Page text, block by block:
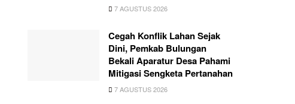
7 AGUSTUS 2026
Cegah Konflik Lahan Sejak
Dini, Pemkab Bulungan
Bekali Aparatur Desa Pahami
Mitigasi Sengketa Pertanahan
7 AGUSTUS 2026